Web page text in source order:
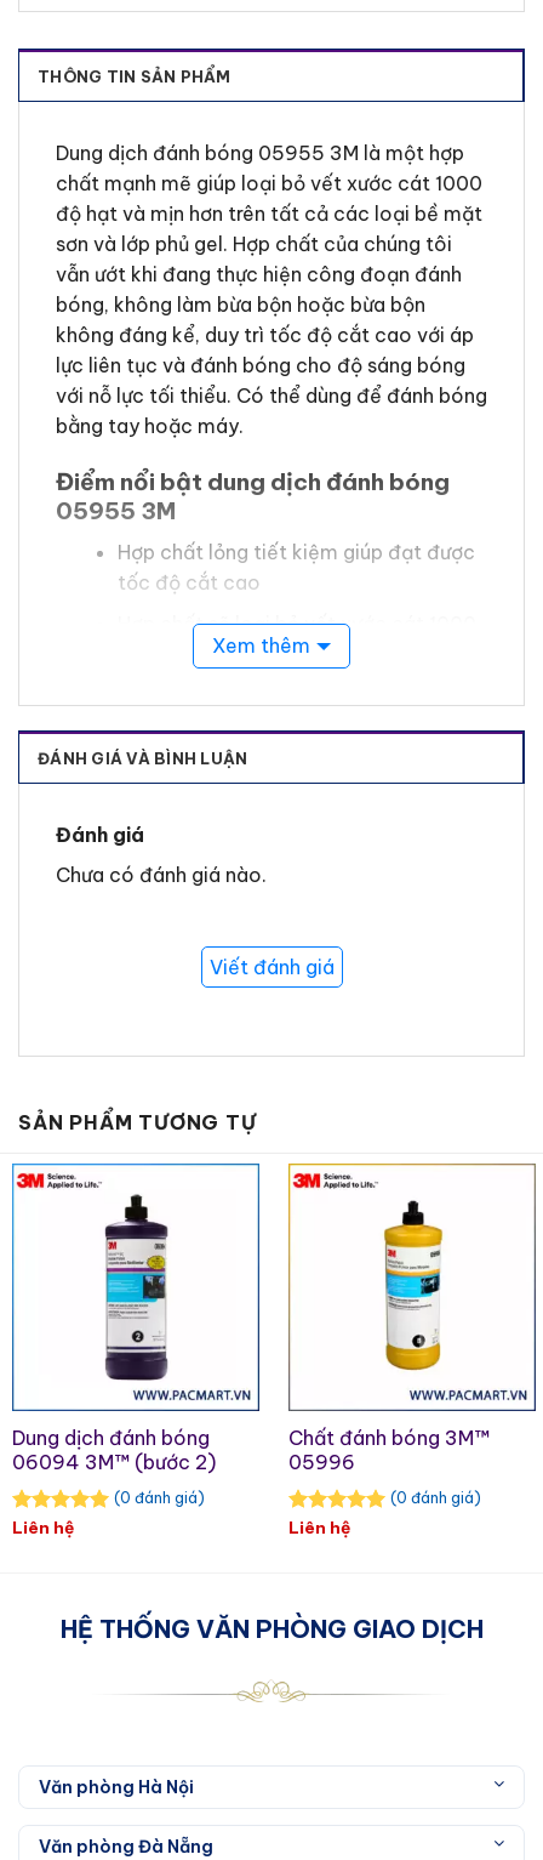
THÔNG TIN SẢN PHẨM
Dung dịch đánh bóng 05955 3M là một hợp
chất mạnh mẽ giúp loại bỏ vết xước cát 1000
độ hạt và mịn hơn trên tất cả các loại bề mặt
sơn và lớp phủ gel. Hợp chất của chúng tôi
vẫn ướt khi đang thực hiện công đoạn đánh
bóng, không làm bừa bộn hoặc bừa bộn
không đáng kể, duy trì tốc độ cắt cao với áp
lực liên tục và đánh bóng cho độ sáng bóng
với nỗ lực tối thiểu. Có thể dùng để đánh bóng
bằng tay hoặc máy.
Điểm nổi bật dung dịch đánh bóng
05955 3M
Hợp chất lỏng tiết kiệm giúp đạt được
tốc độ cắt cao
Hợp chất sẽ loại bỏ vết xước cát 1000
độ hạt và mịn hơn
Đặc tính của sản phẩm là giữ ướt trong
một thời gian dài, rồi tiếp tục cắt với
Xem thêm
ĐÁNH GIÁ VÀ BÌNH LUẬN
Đánh giá
Chưa có đánh giá nào.
Viết đánh giá
SẢN PHẨM TƯƠNG TỰ
Dung dịch đánh bóng
06094 3M™ (bước 2)
(0 đánh giá)
Liên hệ
Chất đánh bóng 3M™
05996
(0 đánh giá)
Liên hệ
HỆ THỐNG VĂN PHÒNG GIAO DỊCH
Văn phòng Hà Nội
Văn phòng Đà Nẵng